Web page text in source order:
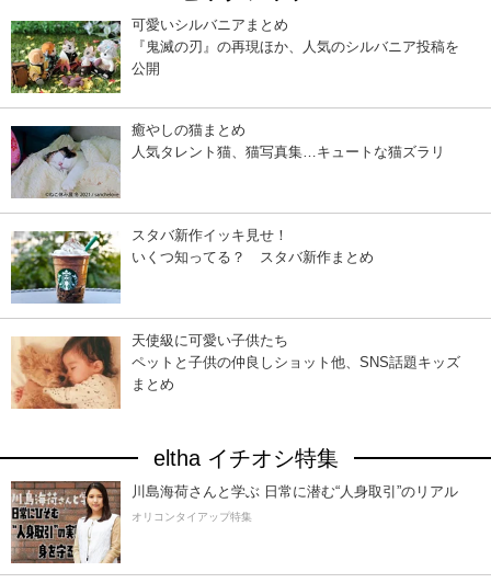
可愛いシルバニアまとめ
『鬼滅の刃』の再現ほか、人気のシルバニア投稿を
公開
癒やしの猫まとめ
人気タレント猫、猫写真集…キュートな猫ズラリ
スタバ新作イッキ見せ！
いくつ知ってる？ スタバ新作まとめ
天使級に可愛い子供たち
ペットと子供の仲良しショット他、SNS話題キッズ
まとめ
eltha イチオシ特集
川島海荷さんと学ぶ 日常に潜む“人身取引”のリアル
オリコンタイアップ特集